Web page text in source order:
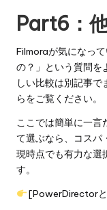
Part6：
Filmoraが気になっ
の？」という質問
しい比較は別記事
らをご覧ください。
ここでは簡単に一言
て選ぶなら、コスパ
現時点でも有力な選
す。
[PowerDirector